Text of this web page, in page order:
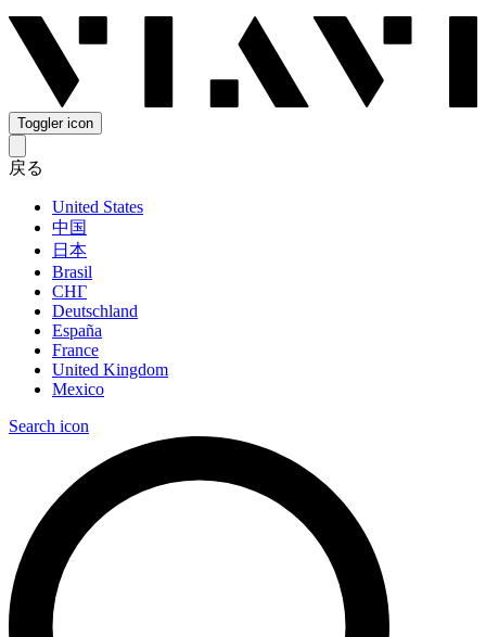
Toggler icon
戻る
United States
中国
日本
Brasil
СНГ
Deutschland
España
France
United Kingdom
Mexico
Search icon